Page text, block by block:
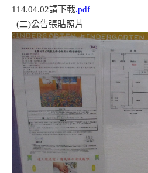
114.04.02請下載.pdf
(二)公告張貼照片